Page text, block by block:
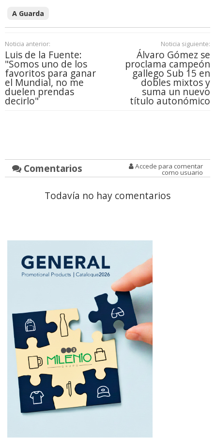
A Guarda
Noticia anterior:
Luis de la Fuente:
"Somos uno de los
favoritos para ganar
el Mundial, no me
duelen prendas
decirlo"
Noticia siguiente:
Álvaro Gómez se
proclama campeón
gallego Sub 15 en
dobles mixtos y
suma un nuevo
título autonómico
Comentarios Accede para comentar
como usuario
Todavía no hay comentarios